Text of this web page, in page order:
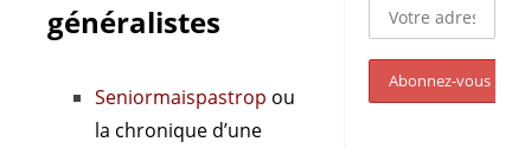
généralistes
Seniormaispastrop ou
la chronique d’une